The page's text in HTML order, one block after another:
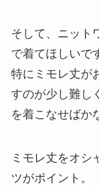
そして、ニット
で着てほしいで
特にミモレ丈が
すのが少し難し
を着こなせばか
ミモレ丈をオシ
ツがポイント。